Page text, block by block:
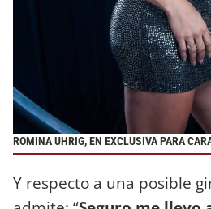
ROMINA UHRIG, EN EXCLUSIVA PARA
Y respecto a una posible